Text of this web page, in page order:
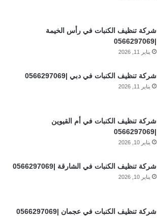
شركة تنظيف الكنبات في رأس الخيمة
|0566297069
يناير 11, 2026
شركة تنظيف الكنبات في دبي |0566297069
يناير 11, 2026
شركة تنظيف الكنبات في أم القيوين
|0566297069
يناير 10, 2026
شركة تنظيف الكنبات في الشارقة |0566297069
يناير 10, 2026
شركة تنظيف الكنبات في عجمان |0566297069